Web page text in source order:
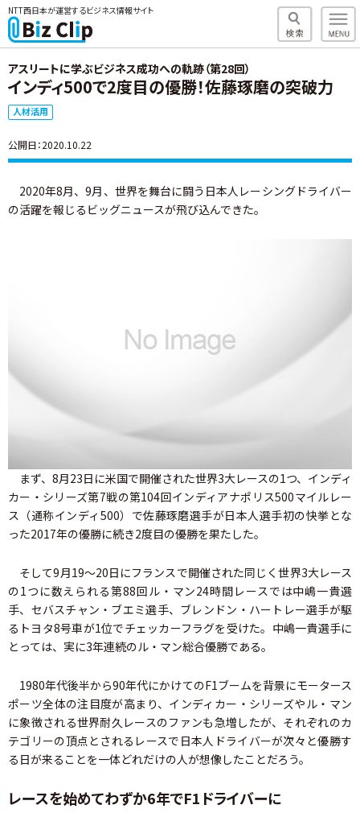
NTT西日本が運営するビジネス情報サイト
アスリートに学ぶビジネス成功への軌跡（第28回）
インディ500で2度目の優勝！佐藤琢磨の突破力
人材活用
公開日：2020.10.22
2020年8月、9月、世界を舞台に闘う日本人レーシングドライバー
の活躍を報じるビッグニュースが飛び込んできた。
まず、8月23日に米国で開催された世界3大レースの1つ、インディ
カー・シリーズ第7戦の第104回インディアナポリス500マイルレー
ス（通称インディ500）で佐藤琢磨選手が日本人選手初の快挙とな
った2017年の優勝に続き2度目の優勝を果たした。
そして9月19～20日にフランスで開催された同じく世界3大レース
の1つに数えられる第88回ル・マン24時間レースでは中嶋一貴選
手、セバスチャン・ブエミ選手、ブレンドン・ハートレー選手が駆
るトヨタ8号車が1位でチェッカーフラグを受けた。中嶋一貴選手に
とっては、実に3年連続のル・マン総合優勝である。
1980年代後半から90年代にかけてのF1ブームを背景にモータース
ポーツ全体の注目度が高まり、インディカー・シリーズやル・マン
に象徴される世界耐久レースのファンも急増したが、それぞれのカ
テゴリーの頂点とされるレースで日本人ドライバーが次々と優勝す
る日が来ることを一体どれだけの人が想像したことだろう。
レースを始めてわずか6年でF1ドライバーに